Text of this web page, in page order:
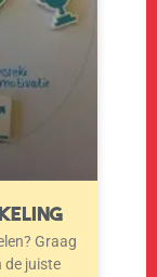
Graag
de juiste